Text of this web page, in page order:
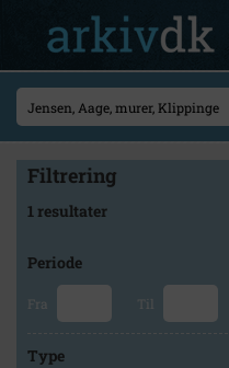
Filtrering
1 resultater
Periode
Fra Til
Type